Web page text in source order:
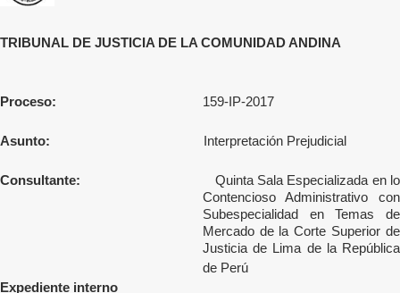
TRIBUNAL DE JUSTICIA DE LA COMUNIDAD ANDINA
Proceso: 159-IP-2017
Asunto: Interpretación Prejudicial
Consultante:
Quinta Sala Especializada en lo
Contencioso Administrativo con
Subespecialidad en Temas de
Mercado de la Corte Superior de
Justicia de Lima de la República
de Perú
Expediente interno